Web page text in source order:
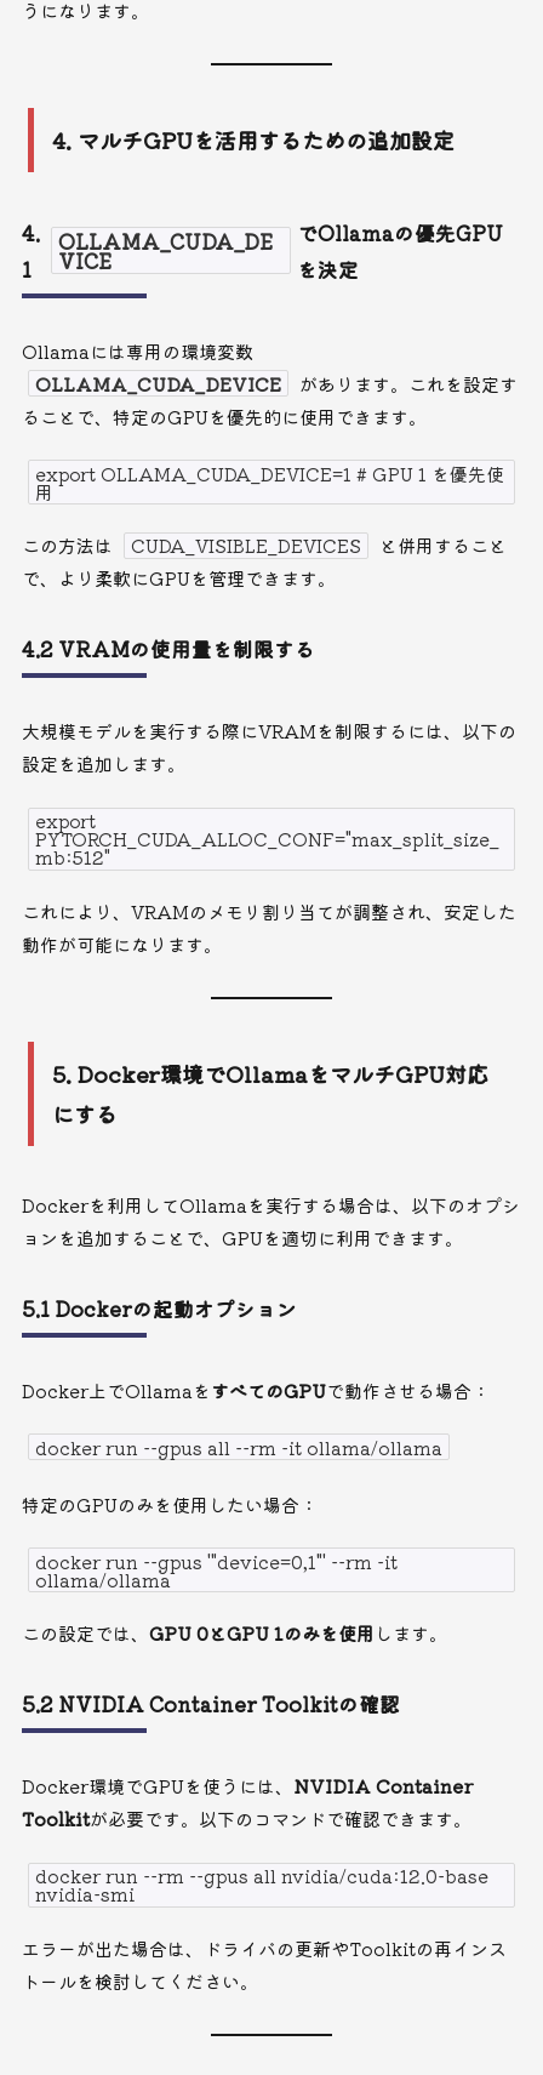
うになります。
4. マルチGPUを活用するための追加設定
4.
1
OLLAMA_CUDA_DE
VICE
でOllamaの優先GPU
を決定
Ollamaには専用の環境変数
OLLAMA_CUDA_DEVICE
があります。これを設定す
ることで、特定のGPUを優先的に使用できます。
export OLLAMA_CUDA_DEVICE=1 # GPU 1 を優先使
用
この方法は CUDA_VISIBLE_DEVICES
と併用すること
で、より柔軟にGPUを管理できます。
4.2 VRAMの使用量を制限する
大規模モデルを実行する際にVRAMを制限するには、以下の
設定を追加します。
export
PYTORCH_CUDA_ALLOC_CONF="max_split_size_
mb:512"
これにより、VRAMのメモリ割り当てが調整され、安定した
動作が可能になります。
5. Docker環境でOllamaをマルチGPU対応
にする
Dockerを利用してOllamaを実行する場合は、以下のオプシ
ョンを追加することで、GPUを適切に利用できます。
5.1 Dockerの起動オプション
Docker上でOllamaを すべてのGPUで動作させる場合：
docker run --gpus all --rm -it ollama/ollama
特定のGPUのみを使用したい場合：
docker run --gpus '"device=0,1"' --rm -it
ollama/ollama
この設定では、 GPU 0とGPU 1のみを使用 します。
5.2 NVIDIA Container Toolkitの確認
Docker環境でGPUを使うには、 NVIDIA Container
Toolkitが必要です。以下のコマンドで確認できます。
docker run --rm --gpus all nvidia/cuda:12.0-base
nvidia-smi
エラーが出た場合は、ドライバの更新やToolkitの再インス
トールを検討してください。